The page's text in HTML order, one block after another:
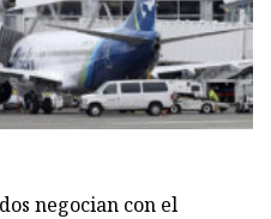
negocian con el